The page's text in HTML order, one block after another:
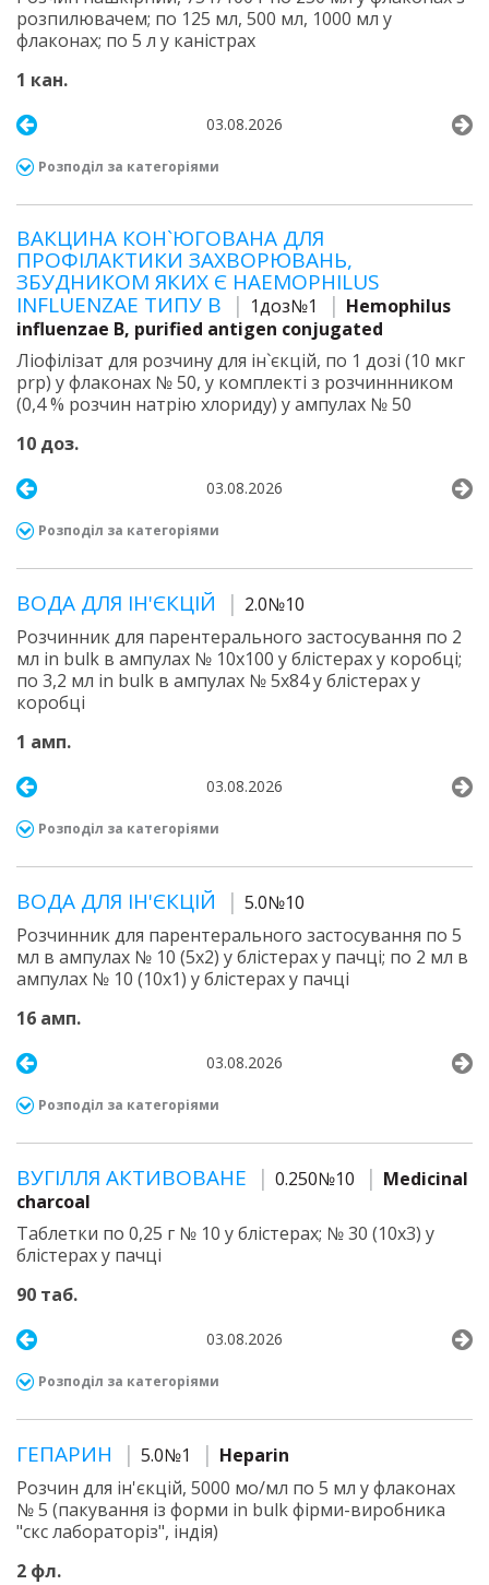
розпилювачем; по 125 мл, 500 мл, 1000 мл у
флаконах; по 5 л у каністрах
1 кан.
03.08.2026
Розподіл за категоріями
ВАКЦИНА КОН`ЮГОВАНА ДЛЯ
ПРОФІЛАКТИКИ ЗАХВОРЮВАНЬ,
ЗБУДНИКОМ ЯКИХ Є HAEMOPHILUS
INFLUENZAE ТИПУ B
1доз№1
Hemophilus
influenzae B, purified antigen conjugated
Ліофілізат для розчину для ін`єкцій, по 1 дозі (10 мкг
prp) у флаконах № 50, у комплекті з розчиннником
(0,4 % розчин натрію хлориду) у ампулах № 50
10 доз.
03.08.2026
Розподіл за категоріями
ВОДА ДЛЯ ІН'ЄКЦІЙ
2.0№10
Розчинник для парентерального застосування по 2
мл in bulk в ампулах № 10х100 у блістерах у коробці;
по 3,2 мл in bulk в ампулах № 5х84 у блістерах у
коробці
1 амп.
03.08.2026
Розподіл за категоріями
ВОДА ДЛЯ ІН'ЄКЦІЙ
5.0№10
Розчинник для парентерального застосування по 5
мл в ампулах № 10 (5х2) у блістерах у пачці; по 2 мл в
ампулах № 10 (10х1) у блістерах у пачці
16 амп.
03.08.2026
Розподіл за категоріями
ВУГІЛЛЯ АКТИВОВАНЕ 0.250№10
Medicinal
charcoal
Таблетки по 0,25 г № 10 у блістерах; № 30 (10х3) у
блістерах у пачці
90 таб.
03.08.2026
Розподіл за категоріями
ГЕПАРИН 5.0№1
Heparin
Розчин для ін'єкцій, 5000 мо/мл по 5 мл у флаконах
№ 5 (пакування із форми in bulk фірми-виробника
"скс лабораторіз", індія)
2 фл.